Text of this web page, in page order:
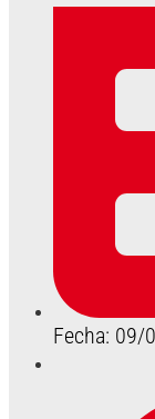
Fecha: 09/